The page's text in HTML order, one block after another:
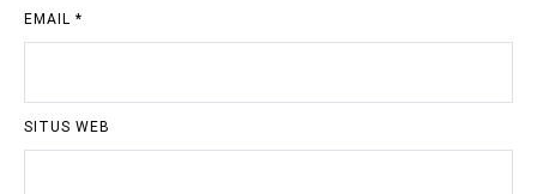
EMAIL *
SITUS WEB